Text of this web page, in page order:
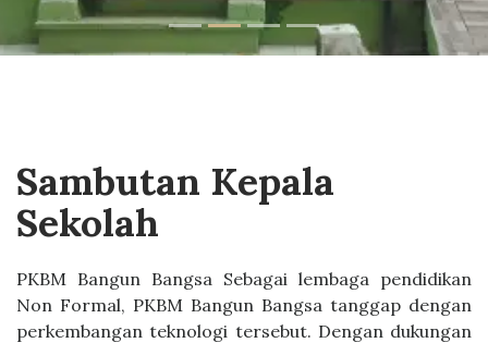
Sambutan Kepala
Sekolah
PKBM Bangun Bangsa Sebagai lembaga pendidikan
Non Formal, PKBM Bangun Bangsa tanggap dengan
perkembangan teknologi tersebut. Dengan dukungan